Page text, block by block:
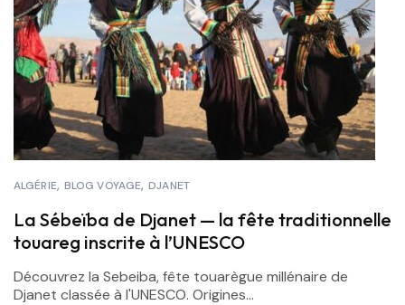
ALGÉRIE BLOG VOYAGE DJANET
La Sébeïba de Djanet — la fête traditionnelle
touareg inscrite à l’UNESCO
Découvrez la Sebeiba, fête touarègue millénaire de
Djanet classée à l'UNESCO. Origines...